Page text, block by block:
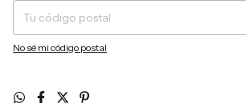
No sé mi código postal